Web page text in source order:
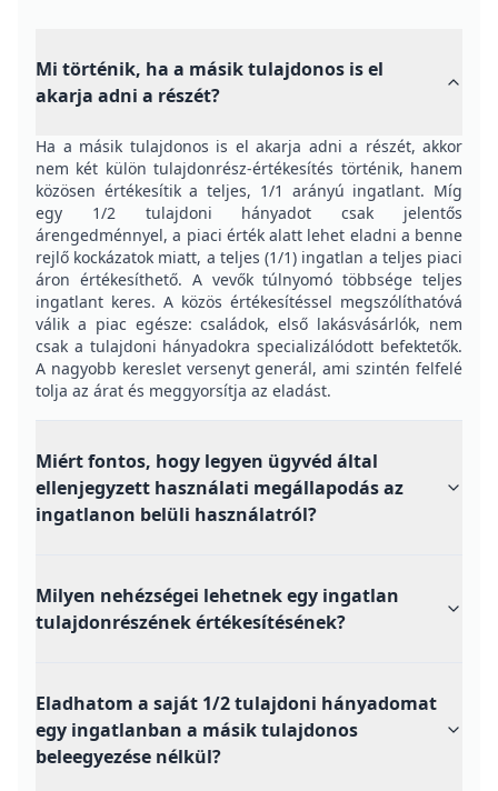
Mi történik, ha a másik tulajdonos is el
akarja adni a részét?
Ha a másik tulajdonos is el akarja adni a részét, akkor
nem két külön tulajdonrész-értékesítés történik, hanem
közösen értékesítik a teljes, 1/1 arányú ingatlant. Míg
egy 1/2 tulajdoni hányadot csak jelentős
árengedménnyel, a piaci érték alatt lehet eladni a benne
rejlő kockázatok miatt, a teljes (1/1) ingatlan a teljes piaci
áron értékesíthető. A vevők túlnyomó többsége teljes
ingatlant keres. A közös értékesítéssel megszólíthatóvá
válik a piac egésze: családok, első lakásvásárlók, nem
csak a tulajdoni hányadokra specializálódott befektetők.
A nagyobb kereslet versenyt generál, ami szintén felfelé
tolja az árat és meggyorsítja az eladást.
Miért fontos, hogy legyen ügyvéd által
ellenjegyzett használati megállapodás az
ingatlanon belüli használatról?
Milyen nehézségei lehetnek egy ingatlan
tulajdonrészének értékesítésének?
Eladhatom a saját 1/2 tulajdoni hányadomat
egy ingatlanban a másik tulajdonos
beleegyezése nélkül?